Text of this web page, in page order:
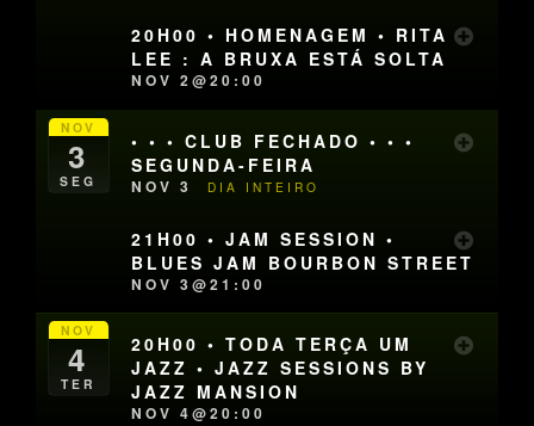
20H00 • HOMENAGEM • RITA
LEE : A BRUXA ESTÁ SOLTA
NOV 2@20:00
NOV
3
SEG
• • • CLUB FECHADO • • •
SEGUNDA-FEIRA
NOV 3 DIA INTEIRO
21H00 • JAM SESSION •
BLUES JAM BOURBON STREET
NOV 3@21:00
NOV
4
TER
20H00 • TODA TERÇA UM
JAZZ • JAZZ SESSIONS BY
JAZZ MANSION
NOV 4@20:00